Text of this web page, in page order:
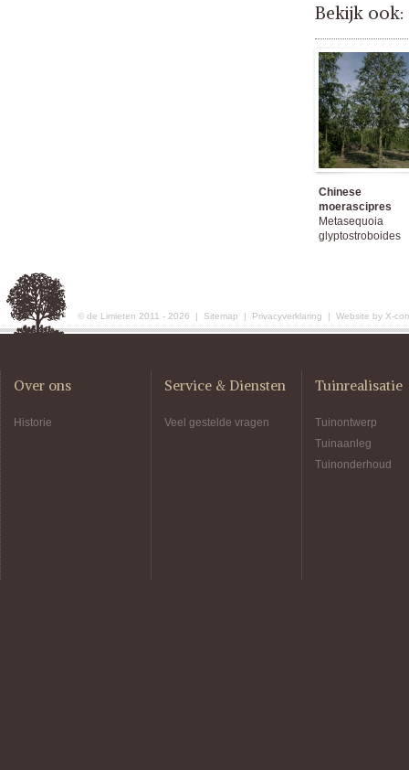
Bekijk ook:
Chinese
moerascipres
Metasequoia
glyptostroboides
© de Limieten 2011 - 2026 | Sitemap | Privacyverklaring | Website by X-
Over ons
Historie
Service & Diensten
Veel gestelde vragen
Tuinrealisatie
Tuinontwerp
Tuinaanleg
Tuinonderhoud